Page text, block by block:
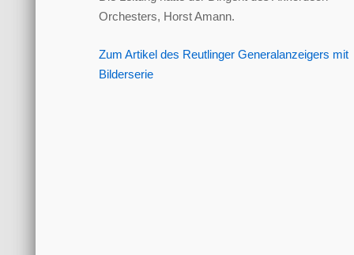
Orchesters, Horst Amann.
Zum Artikel des Reutlinger Generalanzeigers mit
Bilderserie